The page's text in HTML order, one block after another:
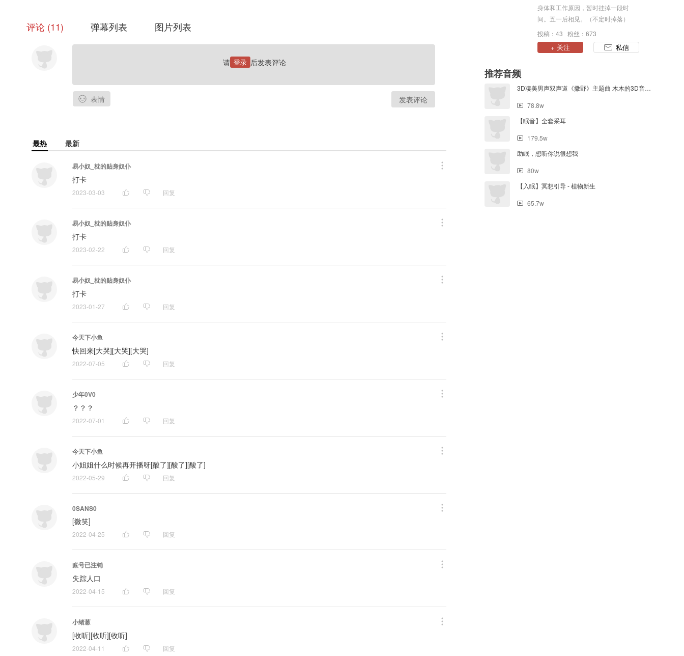
评论 11 弹幕列表 图片列表
请 登录 后发表评论
表情 发表评论
最热 最新
易小奴_枕的贴身奴仆
打卡
2023-03-03 回复
易小奴_枕的贴身奴仆
打卡
2023-02-22 回复
易小奴_枕的贴身奴仆
打卡
2023-01-27 回复
今天下小鱼
快回来[大哭][大哭][大哭]
2022-07-05 回复
少年0V0
？？？
2022-07-01 回复
今天下小鱼
小姐姐什么时候再开播呀[酸了][酸了][酸了]
2022-05-29 回复
0SANS0
[微笑]
2022-04-25 回复
账号已注销
失踪人口
2022-04-15 回复
小绪蒽
[收听][收听][收听]
2022-04-11 回复
身体和工作原因，暂时挂掉一段时
间。五一后相见。（不定时掉落）
投稿：43 粉丝：673
+ 关注 私信
推荐音频
3D凄美男声双声道《撒野》主题曲 木木的3D音乐实验室
78.8w
【眠音】全套采耳
179.5w
助眠，想听你说很想我
80w
【入眠】冥想引导 - 植物新生
65.7w